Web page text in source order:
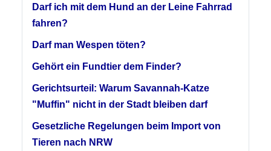
Darf ich mit dem Hund an der Leine Fahrrad
fahren?
Darf man Wespen töten?
Gehört ein Fundtier dem Finder?
Gerichtsurteil: Warum Savannah-Katze
"Muffin" nicht in der Stadt bleiben darf
Gesetzliche Regelungen beim Import von
Tieren nach NRW